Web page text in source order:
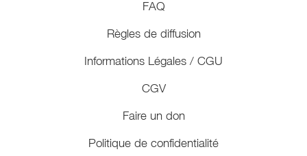
FAQ
Règles de diffusion
Informations Légales / CGU
CGV
Faire un don
Politique de confidentialité